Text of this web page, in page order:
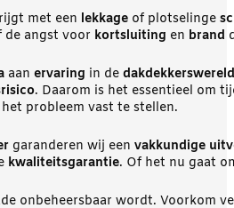
met een lekkage of plotselinge
de angst voor kortsluiting en brand
aan ervaring in de dakdekkerswereld
. Daarom is het essentieel om
probleem vast te stellen.
garanderen wij een vakkundige
kwaliteitsgarantie. Of het nu gaat
onbeheersbaar wordt. Voorkom